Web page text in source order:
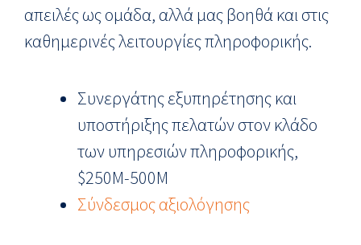
απειλές ως ομάδα, αλλά μας βοηθά και στις
καθημερινές λειτουργίες πληροφορικής.
Συνεργάτης εξυπηρέτησης και
υποστήριξης πελατών στον κλάδο
των υπηρεσιών πληροφορικής,
$250M-500M
Σύνδεσμος αξιολόγησης